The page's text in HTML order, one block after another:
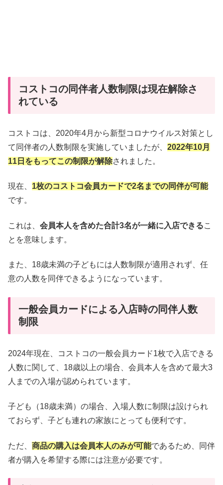
コストコの同伴者人数制限は現在解除さ
れている
コストコは、2020年4月から新型コロナウイルス対策とし
て同伴者の人数制限を実施していましたが、 2022年10月
11日をもってこの制限が解除されました。
現在、 1枚のコストコ会員カードで2名までの同伴が可能
です。
これは、 会員本人を含めた合計3名が一緒に入店できるこ
とを意味します。
また、18歳未満の子どもには人数制限が適用されず、任
意の人数を同伴できるようになっています。
一般会員カードによる入店時の同伴人数
制限
2024年現在、コストコの一般会員カード1枚で入店できる
人数に関して、18歳以上の場合、会員本人を含めて最大3
人までの入場が認められています。
子ども（18歳未満）の場合、入場人数に制限は設けられ
ておらず、子ども連れの家族にとっても便利です。
ただ、 商品の購入は会員本人のみが可能であるため、同伴
者が購入を希望する際には注意が必要です。